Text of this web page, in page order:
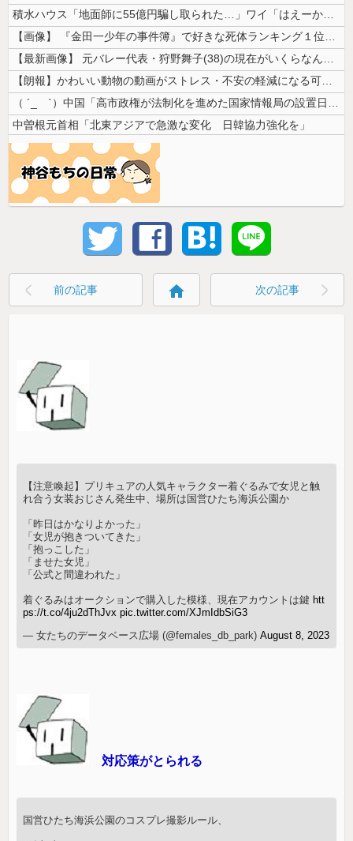
積水ハウス「地面師に55億円騙し取られた…」ワイ「はえーかわいそう…会...
【画像】 『金田一少年の事件簿』で好きな死体ランキング１位がこちら！
【最新画像】 元バレー代表・狩野舞子(38)の現在がいくらなんでも即ハ...
【朗報】かわいい動物の動画がストレス・不安の軽減になる可能性。英大学の...
（ ´_ゝ`）中国「高市政権が法制化を進めた国家情報局の設置日が7月3...
中曽根元首相「北東アジアで急激な変化 日韓協力強化を」
前の記事 home 次の記事
【注意喚起】プリキュアの人気キャラクター着ぐるみで女児と触
れ合う女装おじさん発生中、場所は国営ひたち海浜公園か
「昨日はかなりよかった」
「女児が抱きついてきた」
「抱っこした」
「ませた女児」
「公式と間違われた」
着ぐるみはオークションで購入した模様、現在アカウントは鍵 htt
ps://t.co/4ju2dThJvx pic.twitter.com/XJmIdbSiG3
— 女たちのデータベース広場 (@females_db_park)August 8, 2023
対応策がとられる
国営ひたち海浜公園のコスプレ撮影ルール、